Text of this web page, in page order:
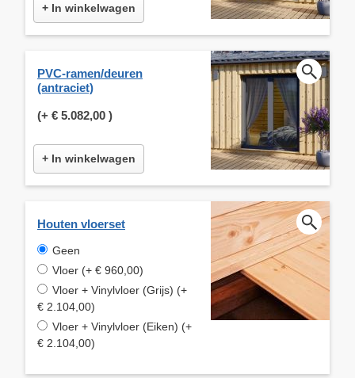
+ In winkelwagen
PVC-ramen/deuren
(antraciet)
(+ € 5.082,00 )
+ In winkelwagen
Houten vloerset
Geen
Vloer (+ € 960,00)
Vloer + Vinylvloer (Grijs) (+
€ 2.104,00)
Vloer + Vinylvloer (Eiken) (+
€ 2.104,00)